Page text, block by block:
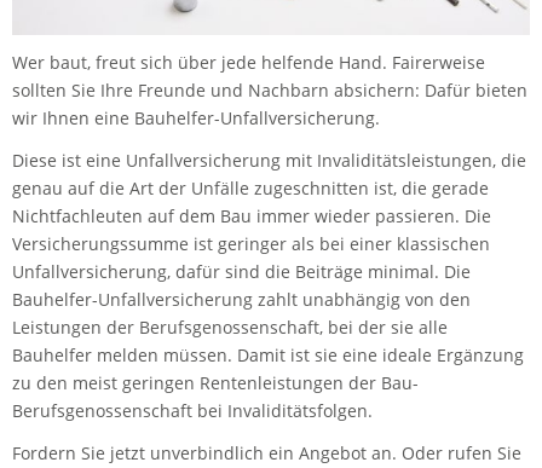
Wer baut, freut sich über jede helfende Hand. Fairerweise
sollten Sie Ihre Freunde und Nachbarn absichern: Dafür bieten
wir Ihnen eine Bauhelfer-Unfallversicherung.
Diese ist eine Unfallversicherung mit Invaliditätsleistungen, die
genau auf die Art der Unfälle zugeschnitten ist, die gerade
Nichtfachleuten auf dem Bau immer wieder passieren. Die
Versicherungssumme ist geringer als bei einer klassischen
Unfallversicherung, dafür sind die Beiträge minimal. Die
Bauhelfer-Unfallversicherung zahlt unabhängig von den
Leistungen der Berufsgenossenschaft, bei der sie alle
Bauhelfer melden müssen. Damit ist sie eine ideale Ergänzung
zu den meist geringen Rentenleistungen der Bau-
Berufsgenossenschaft bei Invaliditätsfolgen.
Fordern Sie jetzt unverbindlich ein Angebot an. Oder rufen Sie